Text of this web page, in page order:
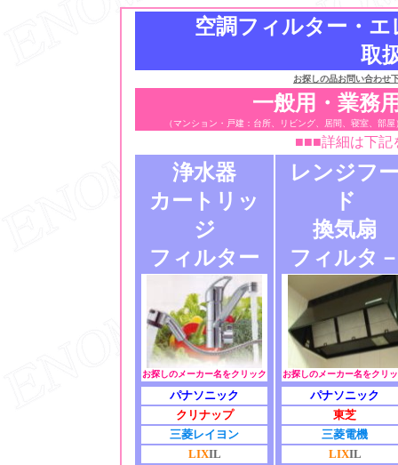
空調フィルター・
取
お探しの品お問い合わせ
一般用・業務
（マンション・戸建：台所、リビング、居間、寝室、部
■■■詳細は下記
浄水器
カートリッ
ジ
フィルター
お探しのメーカー名をクリック
パナソニック
クリナップ
三菱レイヨン
LIXIL
レンジフ
ド
換気扇
フィルタ
お探しのメーカー名をクリ
パナソニック
東芝
三菱電機
LIXIL